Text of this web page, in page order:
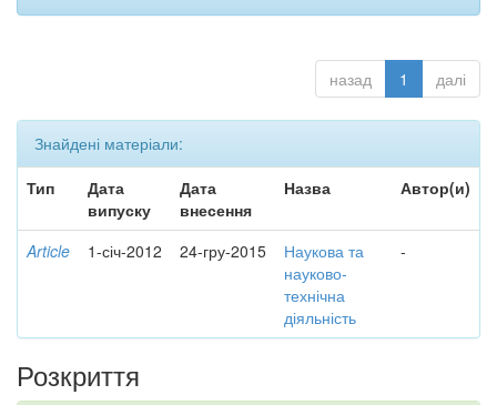
назад 1 далі
Знайдені матеріали:
Тип
Дата
випуску
Дата
внесення
Назва Автор(и)
Article 1-січ-2012 24-гру-2015
Наукова та
науково-
технічна
діяльність
-
Розкриття